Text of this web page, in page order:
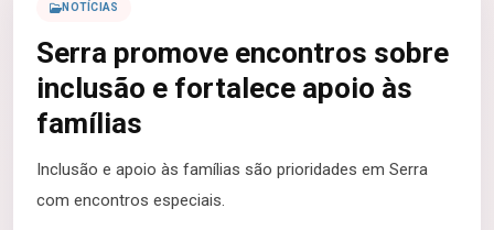
NOTÍCIAS
Serra promove encontros sobre
inclusão e fortalece apoio às
famílias
Inclusão e apoio às famílias são prioridades em Serra
com encontros especiais.